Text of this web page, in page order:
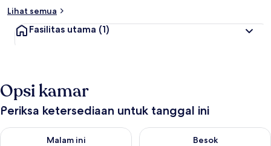
Lihat semua
Fasilitas utama (1)
Opsi kamar
Periksa ketersediaan untuk tanggal ini
Malam ini
Periksa ketersediaan untuk malam ini Agu 7 - Agu 8
Besok
Periksa ketersediaan untuk